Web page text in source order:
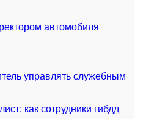
автомобиля
управлять служебным
как сотрудники гибдд